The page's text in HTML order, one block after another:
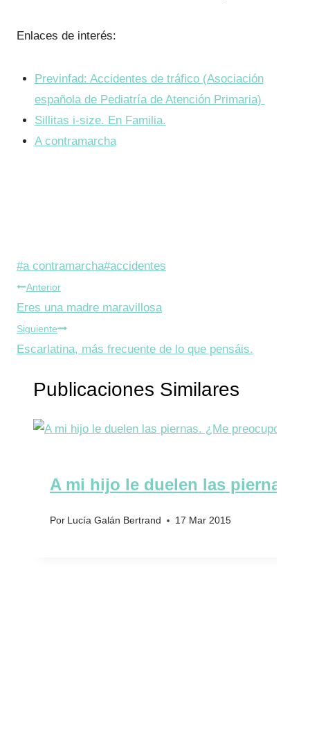
Enlaces de interés:
Previnfad: Accidentes de tráfico (Asociación
española de Pediatría de Atención Primaria)
Sillitas i-size. En Familia.
A contramarcha
Etiquetas
de
la
entrada:
#a contramarcha#accidentes
Navegación
de
entradas
Anterior
Eres una madre maravillosa
Siguiente
Escarlatina, más frecuente de lo que pensáis.
Publicaciones Similares
A mi hijo le duelen las piernas.
Por Lucía Galán Bertrand 17 Mar 2015